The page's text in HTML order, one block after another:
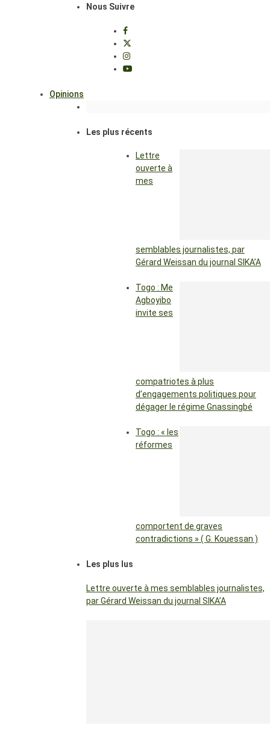
Nous Suivre
Opinions
Les plus récents
Lettre
ouverte à
mes
semblables journalistes, par
Gérard Weissan du journal SIKA’A
Togo : Me
Agboyibo
invite ses
compatriotes à plus
d’engagements politiques pour
dégager le régime Gnassingbé
Togo : « les
réformes
comportent de graves
contradictions » ( G. Kouessan )
Les plus lus
Lettre ouverte à mes semblables journalistes,
par Gérard Weissan du journal SIKA’A